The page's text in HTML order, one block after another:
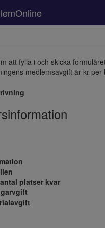
att fylla i och skicka
medlemsavgift är kr per
platser kvar